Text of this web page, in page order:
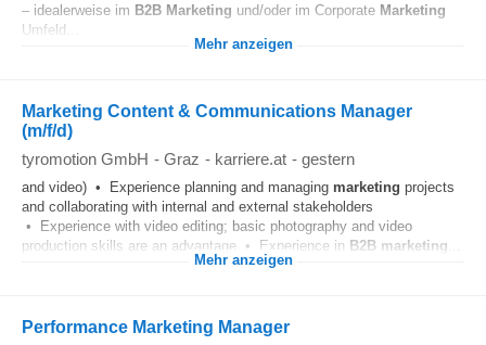
– idealerweise im B2B Marketing und/oder im Corporate Marketing
Umfeld...
Mehr anzeigen
Marketing Content & Communications Manager
(m/f/d)
tyromotion GmbH - Graz - karriere.at - gestern
and video) • Experience planning and managing marketing projects
and collaborating with internal and external stakeholders
• Experience with video editing; basic photography and video
production skills are an advantage • Experience in B2B marketing
Mehr anzeigen
Performance Marketing Manager